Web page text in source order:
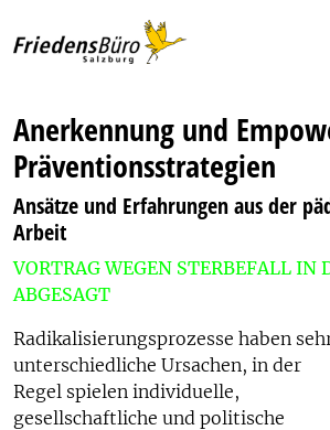
Anerkennung und
Präventionsstrategien
Ansätze und Erfahrungen aus der
Arbeit
VORTRAG WEGEN STERBEFALL IN
ABGESAGT
Radikalisierungsprozesse haben
unterschiedliche Ursachen, in der
Regel spielen individuelle,
gesellschaftliche und politische